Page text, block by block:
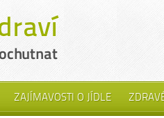
ZAJÍMAVOSTI O JÍDLE